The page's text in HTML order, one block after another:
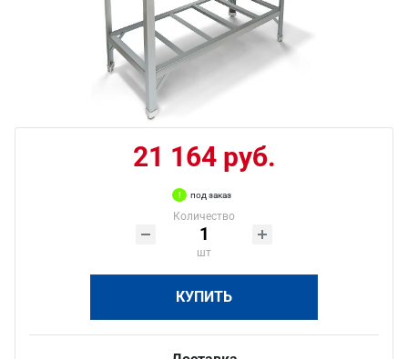
21 164 руб.
под заказ
Количество
шт
КУПИТЬ